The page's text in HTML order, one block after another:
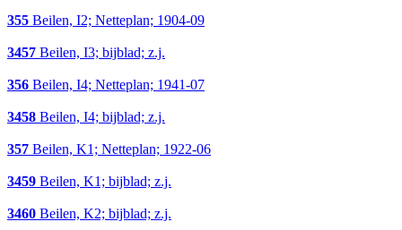
355 Beilen, I2; Netteplan; 1904-09
3457 Beilen, I3; bijblad; z.j.
356 Beilen, I4; Netteplan; 1941-07
3458 Beilen, I4; bijblad; z.j.
357 Beilen, K1; Netteplan; 1922-06
3459 Beilen, K1; bijblad; z.j.
3460 Beilen, K2; bijblad; z.j.